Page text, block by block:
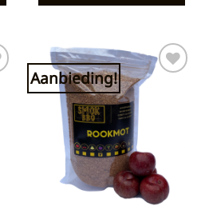
Aanbieding!
Toevoegen
verlanglijst